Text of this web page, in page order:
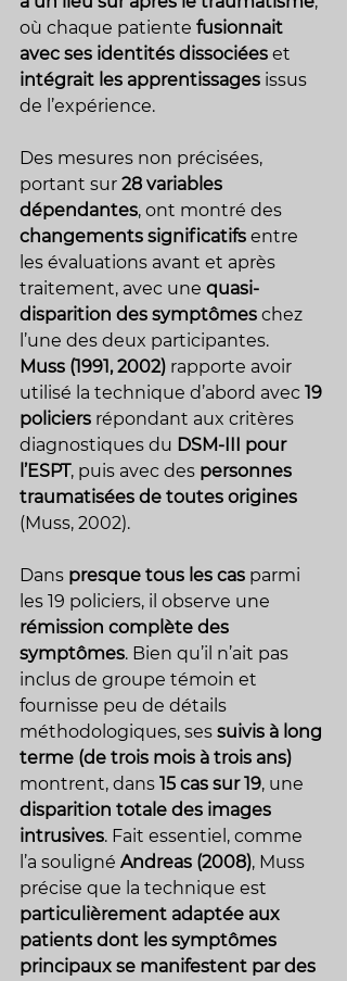
où chaque patiente fusionnait
avec ses identités dissociées et
intégrait les apprentissages issus
de l’expérience.
Des mesures non précisées,
portant sur 28 variables
dépendantes, ont montré des
changements significatifs entre
les évaluations avant et après
traitement, avec une quasi-
disparition des symptômes chez
l’une des deux participantes.
Muss (1991, 2002) rapporte avoir
utilisé la technique d’abord avec 19
policiers répondant aux critères
diagnostiques du DSM-III pour
l’ESPT, puis avec des personnes
traumatisées de toutes origines
(Muss, 2002).
Dans presque tous les cas parmi
les 19 policiers, il observe une
rémission complète des
symptômes. Bien qu’il n’ait pas
inclus de groupe témoin et
fournisse peu de détails
méthodologiques, ses suivis à long
terme (de trois mois à trois ans)
montrent, dans 15 cas sur 19, une
disparition totale des images
intrusives. Fait essentiel, comme
l’a souligné Andreas (2008), Muss
précise que la technique est
particulièrement adaptée aux
patients dont les symptômes
principaux se manifestent par des